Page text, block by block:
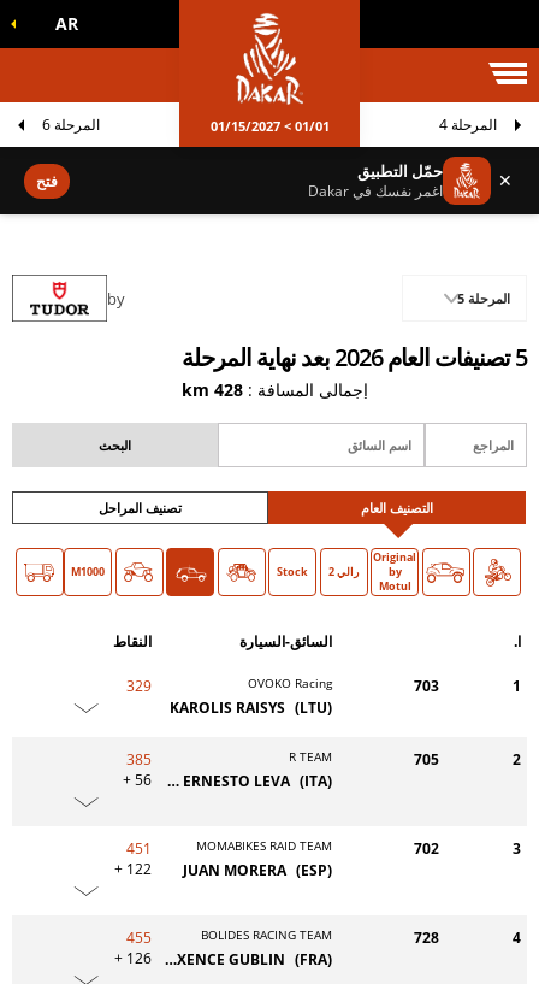
داكار AR
01/01 > 01/15/2027 المرحلة 4 المرحلة 6
✕ حمّل التطبيق
اغمر نفسك في Dakar فتح
5 تصنيفات العام 2026 بعد نهاية المرحلة
إجمالي المسافة : 428 km
by المرحلة 5
التصنيف العام تصنيف المراحل
دراجة سيارات
Original
by
Motul
O > رالي 2 Stock
Classic
M1000
ا. السائق-السيارة النقاط
1
703
OVOKO Racing
(LTU)
KAROLIS RAISYS
329
2
705
R TEAM
(ITA)
MARCO ERNESTO LEVA
385
+ 56
3
702
MOMABIKES RAID TEAM
(ESP)
JUAN MORERA
451
+ 122
4
728
BOLIDES RACING TEAM
(FRA)
MAXENCE GUBLIN
455
+ 126